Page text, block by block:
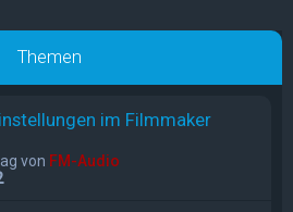
Themen
im Filmmaker
von FM-Audio